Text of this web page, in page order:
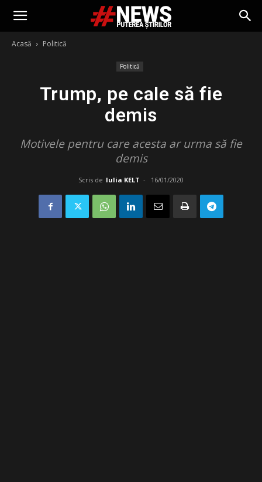
Acasă Politică
Politică
Trump, pe cale să fie
demis
Motivele pentru care acesta ar urma să fie
demis
Scris de Iulia KELT - 16/01/2020